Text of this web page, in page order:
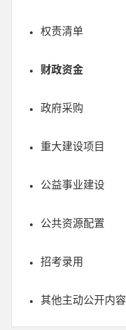
权责清单
财政资金
政府采购
重大建设项目
公益事业建设
公共资源配置
招考录用
其他主动公开内容